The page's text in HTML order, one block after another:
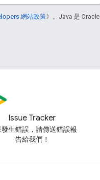
網站政策》。Java 是 Oracle
Issue Tracker
生錯誤，請傳送錯誤報
告給我們！